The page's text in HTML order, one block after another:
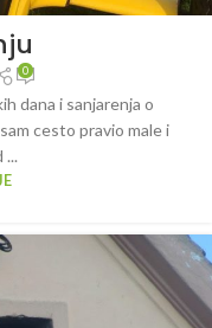
0
dana i sanjarenja o
cesto pravio male i
...